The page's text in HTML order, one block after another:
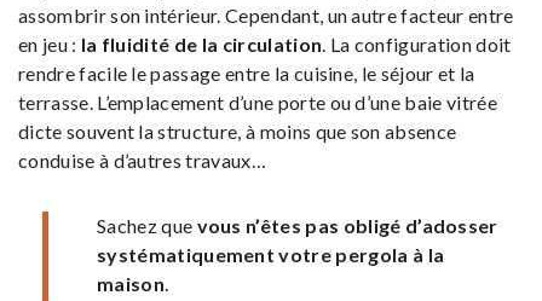
assombrir son intérieur. Cependant, un autre facteur entre
en jeu : la fluidité de la circulation. La configuration doit
rendre facile le passage entre la cuisine, le séjour et la
terrasse. L’emplacement d’une porte ou d’une baie vitrée
dicte souvent la structure, à moins que son absence
conduise à d’autres travaux…
Sachez que vous n’êtes pas obligé d’adosser
systématiquement votre pergola à la
maison.